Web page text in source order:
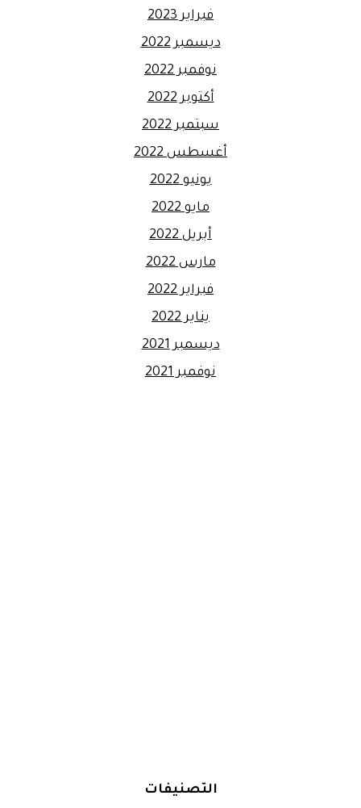
فبراير 2023
ديسمبر 2022
نوفمبر 2022
أكتوبر 2022
سبتمبر 2022
أغسطس 2022
يونيو 2022
مايو 2022
أبريل 2022
مارس 2022
فبراير 2022
يناير 2022
ديسمبر 2021
نوفمبر 2021
التصنيفات